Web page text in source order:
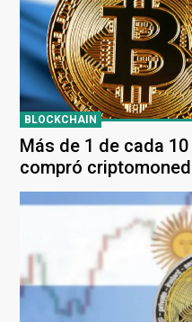
BLOCKCHAIN
Más de 1 de cada
compró
ahorro o inversión